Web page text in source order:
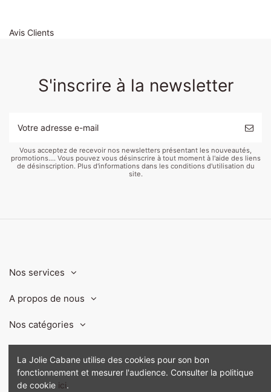
Avis Clients
S'inscrire à la newsletter
Vous acceptez de recevoir nos newsletters présentant les nouveautés,
promotions.... Vous pouvez vous désinscrire à tout moment à l'aide des liens
de désinscription. Plus d'informations dans les conditions d'utilisation du
site.
Nos services
A propos de nous
Nos catégories
La Jolie Cabane utilise des cookies pour son bon
fonctionnement et mesurer l'audience. Consulter la politique
de cookie ici.